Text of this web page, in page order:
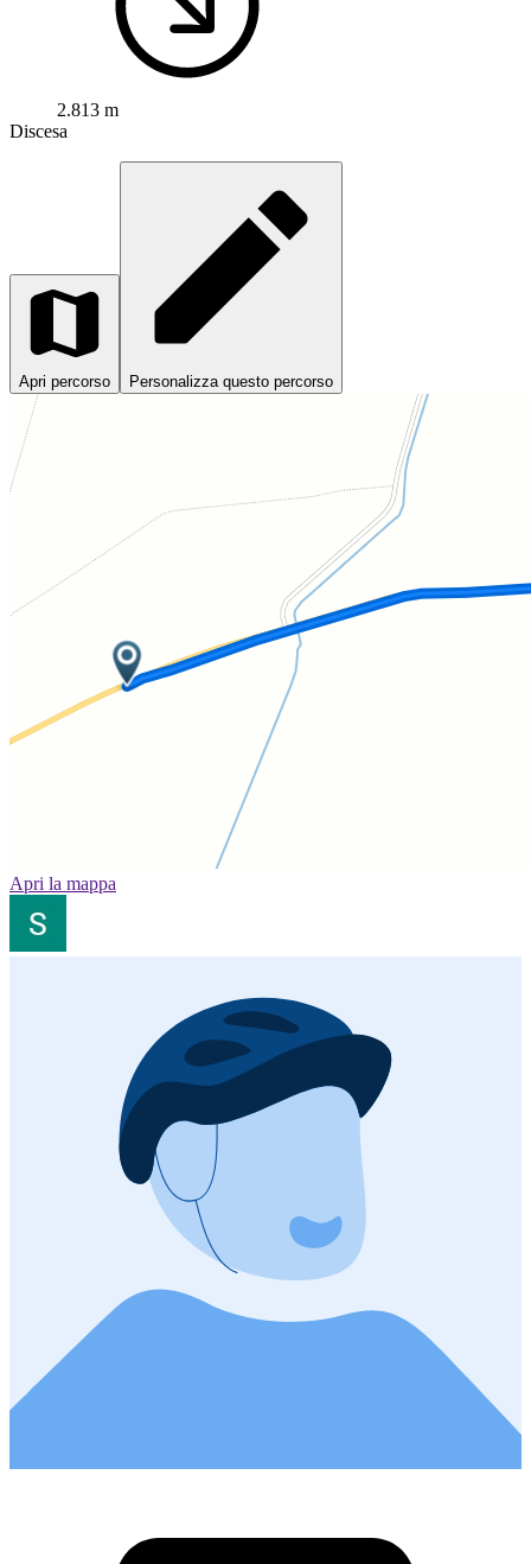
2.813 m
Discesa
Apri percorso Personalizza questo percorso
Apri la mappa